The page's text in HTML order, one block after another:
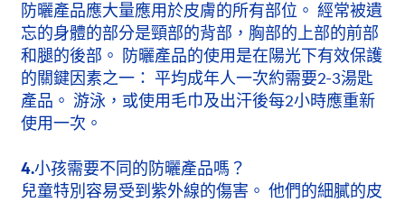
防曬產品應大量應用於皮膚的所有部位。 經常被遺
忘的身體的部分是頸部的背部，胸部的上部的前部
和腿的後部。 防曬產品的使用是在陽光下有效保護
的關鍵因素之一： 平均成年人一次約需要2-3湯匙
產品。 游泳，或使用毛巾及出汗後每2小時應重新
使用一次。
4.小孩需要不同的防曬產品嗎？
兒童特別容易受到紫外線的傷害。 他們的細膩的皮